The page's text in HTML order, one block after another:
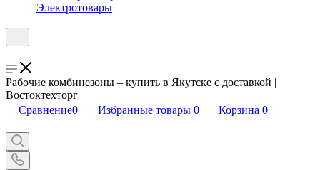
Электротовары
Рабочие комбинезоны – купить в Якутске с доставкой |
Востоктехторг
Сравнение0 Избранные товары 0 Корзина 0